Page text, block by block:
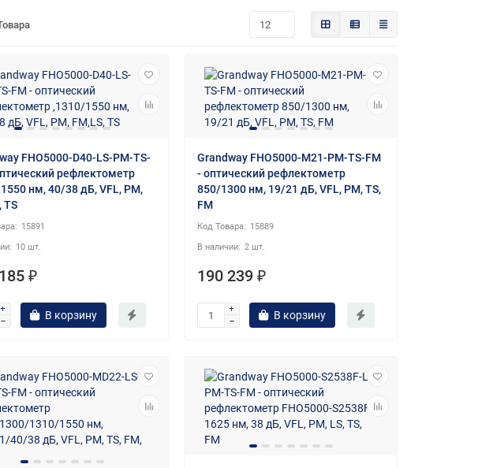
FHO5000-D40-LS-PM-TS-
рефлектометр
нм, 40/38 дБ, VFL, PM,
TS
15891
10 шт.
₽
В корзину
Grandway FHO5000-M21-PM-TS-FM
- оптический рефлектометр
850/1300 нм, 19/21 дБ, VFL, PM, TS,
FM
15889
2 шт.
190 239 ₽
В корзину